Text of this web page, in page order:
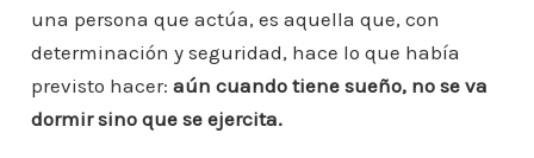
una persona que actúa, es aquella que, con
determinación y seguridad, hace lo que había
previsto hacer: aún cuando tiene sueño, no se va
dormir sino que se ejercita.